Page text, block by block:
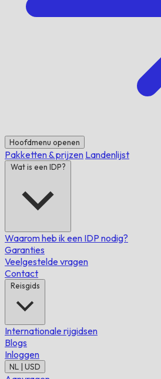
Hoofdmenu openen
Pakketten & prijzen Landenlijst
Wat is een IDP?
Waarom heb ik een IDP nodig?
Garanties
Veelgestelde vragen
Contact
Reisgids
Internationale rijgidsen
Blogs
Inloggen
NL | USD